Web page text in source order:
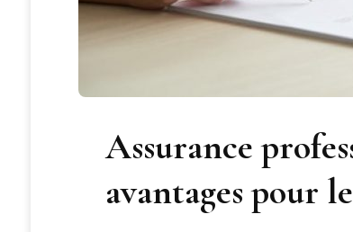
Assurance
avantages pour